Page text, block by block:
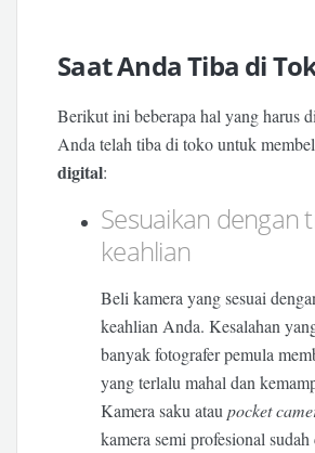
Saat Anda Tiba di
Berikut ini beberapa hal yang harus
Anda telah tiba di toko untuk
digital:
Sesuaikan dengan
keahlian
Beli kamera yang sesuai
keahlian Anda. Kesalahan
banyak fotografer pemula
yang terlalu mahal dan
Kamera saku ataupocket
kamera semi profesional